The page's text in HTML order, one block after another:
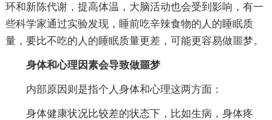
环和新陈代谢，提高体温，大脑活动也会受到影响，有一
些科学家通过实验发现，睡前吃辛辣食物的人的睡眠质
量，要比不吃的人的睡眠质量更差，可能更容易做噩梦。
身体和心理因素会导致做噩梦
内部原因则是指个人身体和心理这两方面：
身体健康状况比较差的状态下，比如生病，身体疼